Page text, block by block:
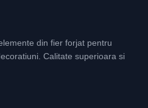
din fier forjat pentru
Calitate superioara si